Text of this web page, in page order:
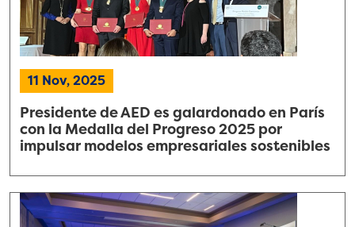
11 Nov, 2025
Presidente de AED es galardonado en París
con la Medalla del Progreso 2025 por
impulsar modelos empresariales sostenibles